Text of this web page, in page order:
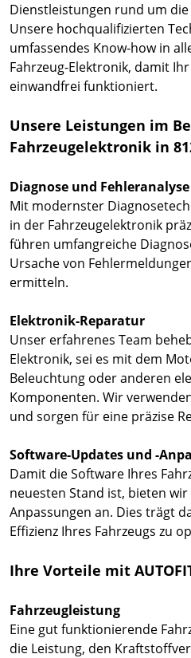
Dienstleistungen rund um
Unsere hochqualifizierten
umfassendes Know-how in
Fahrzeug-Elektronik, damit
einwandfrei funktioniert.
Unsere Leistungen im
Fahrzeugelektronik in
Diagnose und Fehleranalyse
Mit modernster
in der Fahrzeugelektronik
führen umfangreiche
Ursache von
ermitteln.
Elektronik-Reparatur
Unser erfahrenes Team
Elektronik, sei es mit dem
Beleuchtung oder anderen
Komponenten. Wir
und sorgen für eine präzise
Software-Updates und -
Damit die Software Ihres
neuesten Stand ist, bieten
Anpassungen an. Dies trägt
Effizienz Ihres Fahrzeugs zu
Ihre Vorteile mit
Fahrzeugleistung
Eine gut funktionierende
die Leistung, den